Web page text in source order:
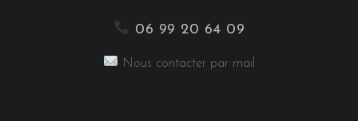
06 99 20 64 09
Nous contacter par mail